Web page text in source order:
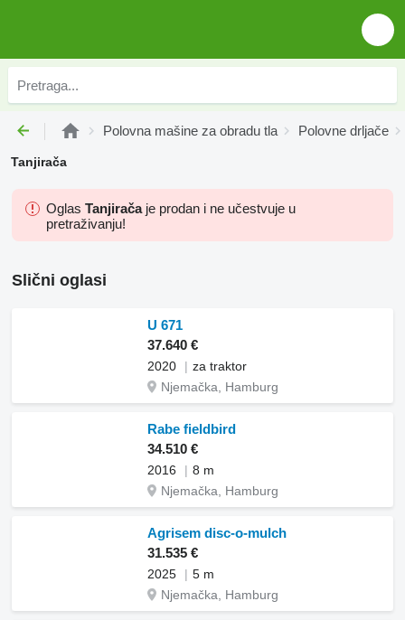
Polovna mašine za obradu tla Polovne drljače
Tanjirača
Oglas Tanjiračaje prodan i ne učestvuje u
pretraživanju!
Slični oglasi
U 671
37.640 €
2020
za traktor
Njemačka, Hamburg
Rabe fieldbird
34.510 €
2016
8 m
Njemačka, Hamburg
Agrisem disc-o-mulch
31.535 €
2025
5 m
Njemačka, Hamburg